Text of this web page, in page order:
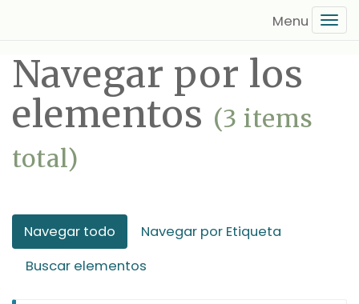
principal
Navegar por los
elementos (3 items
total)
Navegar todo
Navegar por Etiqueta
Buscar elementos